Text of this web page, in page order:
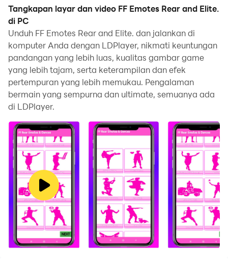
menjalankannya di komputer Anda.
Dengan menjalankan FF Emotes Rear and Elite. di
komputer, Anda dapat menjelajah dengan jelas di
layar yang lebih besar, serta mengendalikan aplikasi
dengan menggunakan mouse dan keyboard jauh lebih
cepat daripada menyentuh layar, dan Anda tidak perlu
khawatir tentang kekuatan perangkat Anda.
dapat menjalankan aplikasi dan akun ganda di
komputer Anda.
Fungsi transfer file antara emulator dan komputer juga
memudahkan berbagi foto, video, dan file.
Unduh FF Emotes Rear and Elite. dan jalankan di
komputer Anda sekarang dan nikmati layar besar dan
kualitas gambar yang tajam untuk versi PC!
Apakah Anda ingin Emote Gratis dan menari. Kami
Tangkapan layar dan video FF Emotes Rear and Elite.
di PC
Unduh FF Emotes Rear and Elite. dan jalankan di
komputer Anda dengan LDPlayer, nikmati keuntungan
pandangan yang lebih luas, kualitas gambar game
yang lebih tajam, serta keterampilan dan efek
pertempuran yang lebih memukau. Pengalaman
bermain yang sempurna dan ultimate, semuanya ada
di LDPlayer.